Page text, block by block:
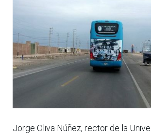
Jorge Oliva Núñez, rector de la